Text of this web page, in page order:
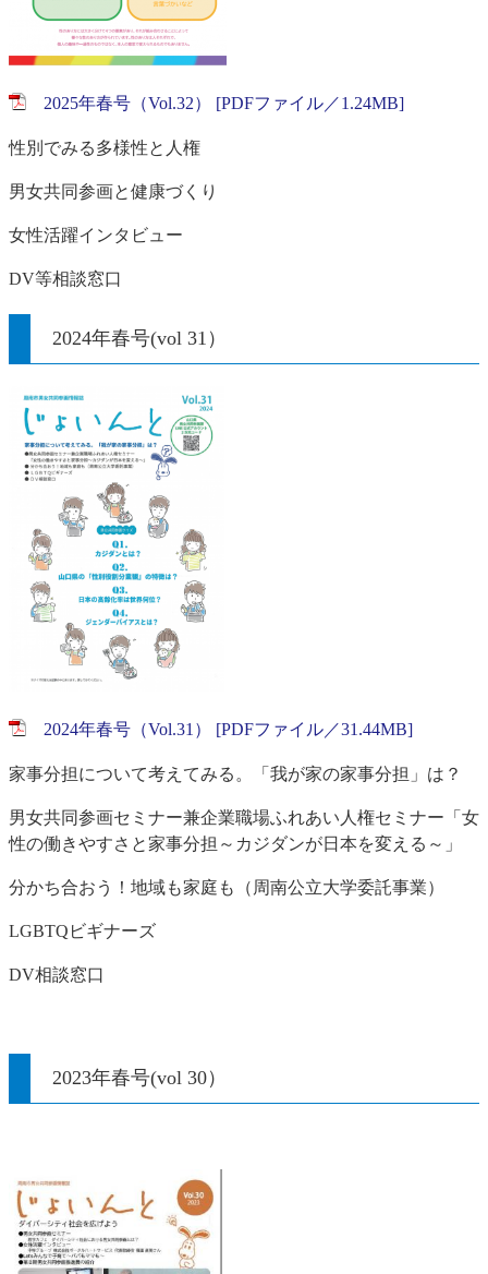
2025年春号（Vol.32） [PDFファイル／1.24MB]
性別でみる多様性と人権
男女共同参画と健康づくり
女性活躍インタビュー
DV等相談窓口
2024年春号(vol 31）
2024年春号（Vol.31） [PDFファイル／31.44MB]
家事分担について考えてみる。「我が家の家事分担」は？
男女共同参画セミナー兼企業職場ふれあい人権セミナー「女
性の働きやすさと家事分担～カジダンが日本を変える～」
分かち合おう！地域も家庭も（周南公立大学委託事業）
LGBTQビギナーズ
DV相談窓口
2023年春号(vol 30）